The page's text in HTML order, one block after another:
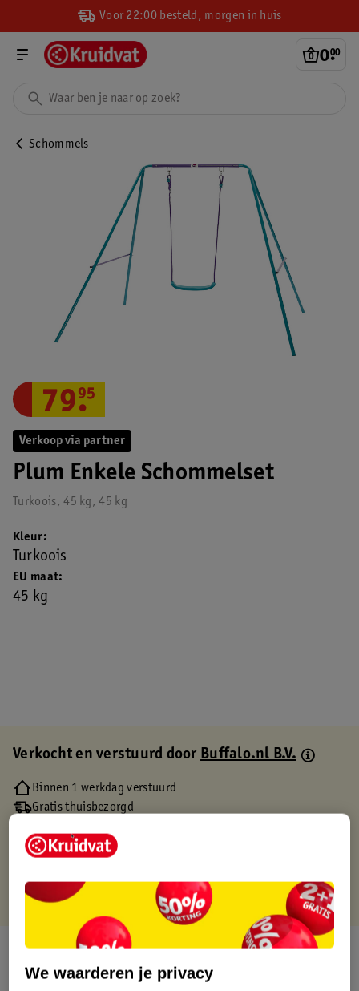
Voor 22:00 besteld, morgen in huis
0.
00
Schommels
Verkoop via partner
Plum Enkele Schommelset
Turkoois, 45 kg, 45 kg
79.
95
EU maat
45 kg
Kleur
Turkoois
Verkocht en verstuurd doorBuffalo.nl B.V.
Binnen 1 werkdag verstuurd
Gratis thuisbezorgd
Gratis punten met je Kruidvat kaart
Over dit product
We waarderen je privacy